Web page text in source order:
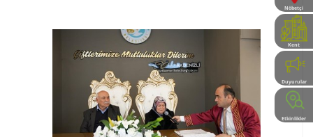
Nöbetçi
Eczaneler
Kent
Rehberi
Duyurular
Etkinlikler